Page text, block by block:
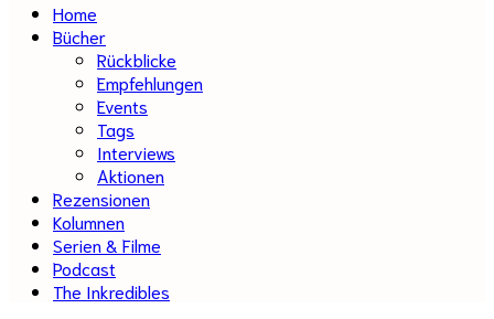
Home
Bücher
Rückblicke
Empfehlungen
Events
Tags
Interviews
Aktionen
Rezensionen
Kolumnen
Serien & Filme
Podcast
The Inkredibles